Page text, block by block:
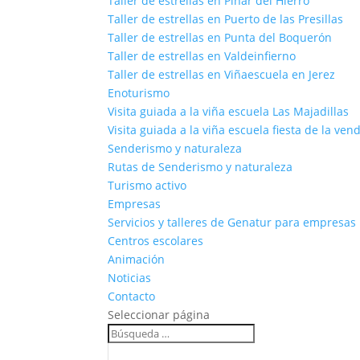
Taller de estrellas en Puerto de las Presillas
Taller de estrellas en Punta del Boquerón
Taller de estrellas en Valdeinfierno
Taller de estrellas en Viñaescuela en Jerez
Enoturismo
Visita guiada a la viña escuela Las Majadillas
Visita guiada a la viña escuela fiesta de la
Senderismo y naturaleza
Rutas de Senderismo y naturaleza
Turismo activo
Empresas
Servicios y talleres de Genatur para empresas
Centros escolares
Animación
Noticias
Contacto
Seleccionar página